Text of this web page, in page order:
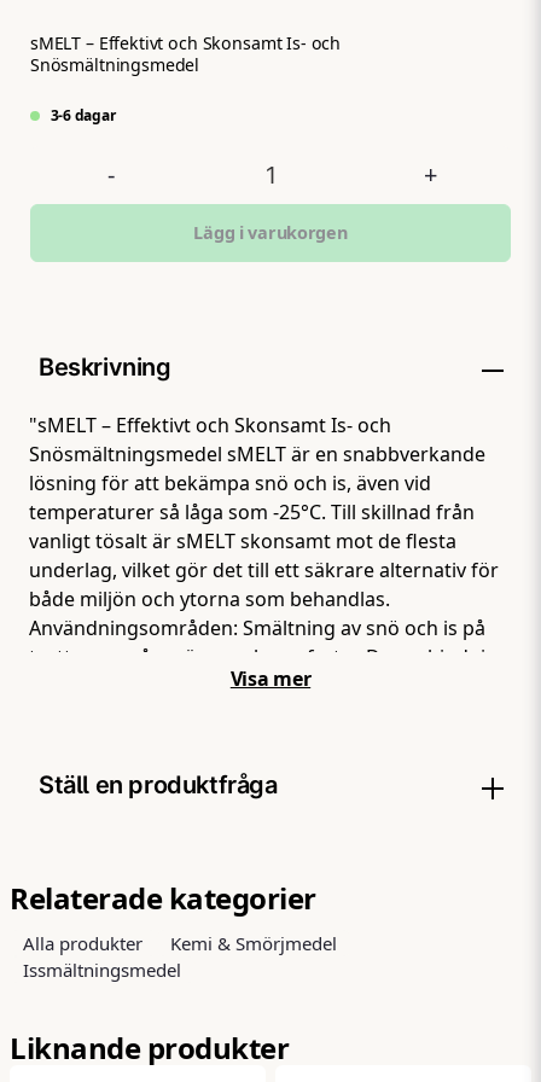
sMELT – Effektivt och Skonsamt Is- och
Snösmältningsmedel
3-6 dagar
- +
Lägg i varukorgen
Beskrivning
"sMELT – Effektivt och Skonsamt Is- och
Snösmältningsmedel sMELT är en snabbverkande
lösning för att bekämpa snö och is, även vid
temperaturer så låga som -25°C. Till skillnad från
vanligt tösalt är sMELT skonsamt mot de flesta
underlag, vilket gör det till ett säkrare alternativ för
både miljön och ytorna som behandlas.
Användningsområden: Smältning av snö och is på
trottoarer, gångvägar och uppfarter. Dammbindning
på grusgångar, vägar, ridbanor och tennisbanor.
använda sMELT på ny betong eller känsliga
underlag. Produkten bör inte appliceras direkt på
Visa mer
Ställ en produktfråga
Relaterade kategorier
Alla produkter
Kemi & Smörjmedel
Issmältningsmedel
Liknande produkter